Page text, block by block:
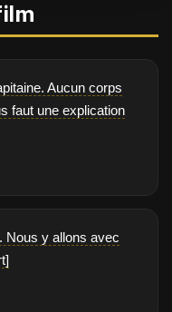
Aucun corps
faut une explication
Nous y allons avec